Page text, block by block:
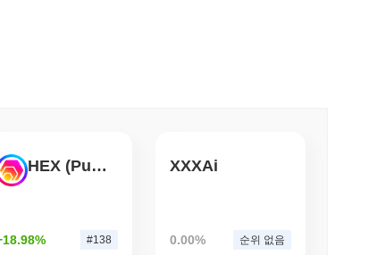
지만 소매 구매자는 연간 3,700달러로 제한
HEX (Pulsechain)
#138
XXXAi
0.00% 순위 없음